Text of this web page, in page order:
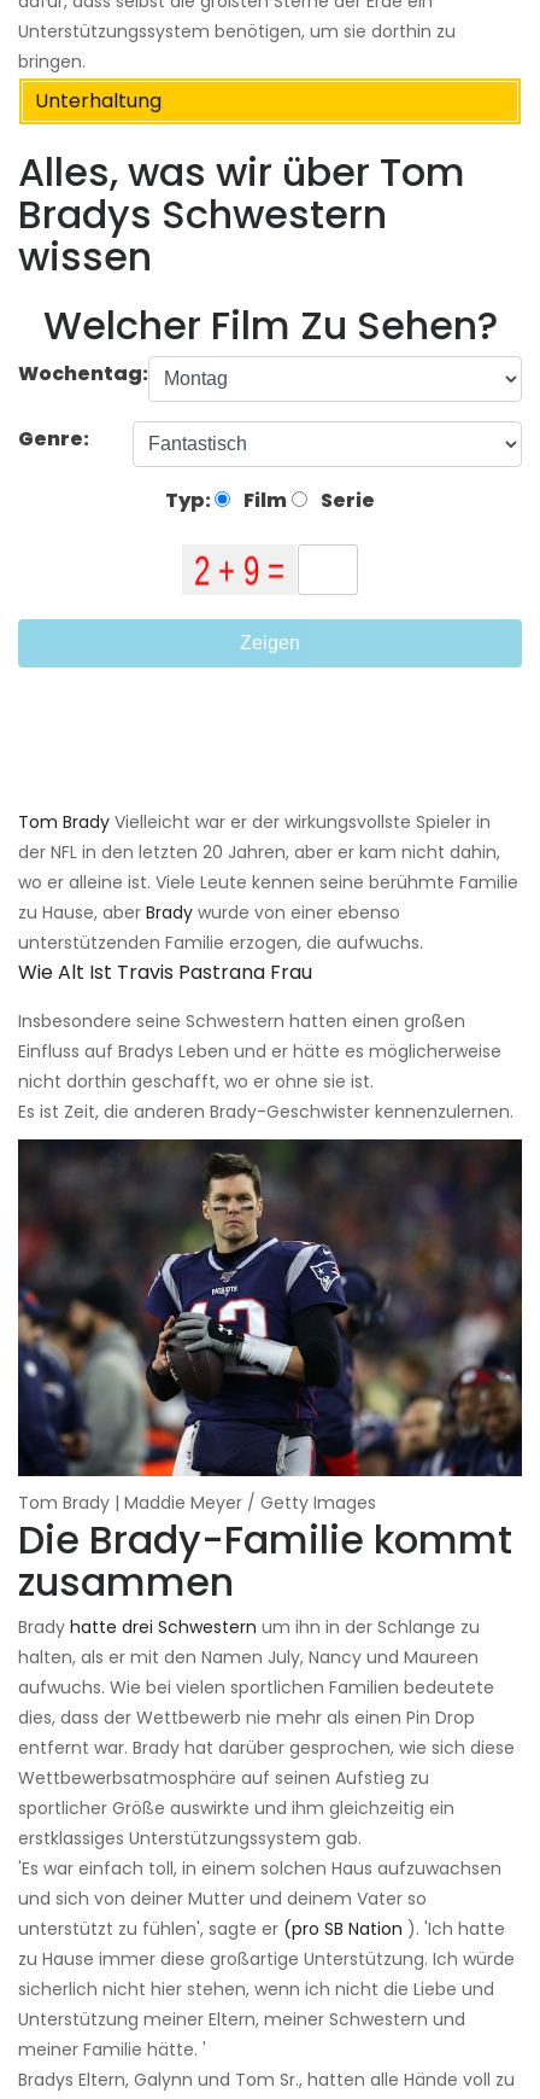
Unterstützungssystem benötigen, um sie dorthin zu
bringen.
Unterhaltung
Alles, was wir über Tom
Bradys Schwestern
wissen
Welcher Film Zu Sehen?
Wochentag:
Genre:
Typ: Film Serie
Zeigen
Tom Brady Vielleicht war er der wirkungsvollste Spieler in
der NFL in den letzten 20 Jahren, aber er kam nicht dahin,
wo er alleine ist. Viele Leute kennen seine berühmte Familie
zu Hause, aber Brady wurde von einer ebenso
unterstützenden Familie erzogen, die aufwuchs.
Wie Alt Ist Travis Pastrana Frau
Insbesondere seine Schwestern hatten einen großen
Einfluss auf Bradys Leben und er hätte es möglicherweise
nicht dorthin geschafft, wo er ohne sie ist.
Es ist Zeit, die anderen Brady-Geschwister kennenzulernen.
Tom Brady | Maddie Meyer / Getty Images
Die Brady-Familie kommt
zusammen
Brady hatte drei Schwestern um ihn in der Schlange zu
halten, als er mit den Namen July, Nancy und Maureen
aufwuchs. Wie bei vielen sportlichen Familien bedeutete
dies, dass der Wettbewerb nie mehr als einen Pin Drop
entfernt war. Brady hat darüber gesprochen, wie sich diese
Wettbewerbsatmosphäre auf seinen Aufstieg zu
sportlicher Größe auswirkte und ihm gleichzeitig ein
erstklassiges Unterstützungssystem gab.
'Es war einfach toll, in einem solchen Haus aufzuwachsen
und sich von deiner Mutter und deinem Vater so
unterstützt zu fühlen', sagte er (pro SB Nation ). 'Ich hatte
zu Hause immer diese großartige Unterstützung. Ich würde
sicherlich nicht hier stehen, wenn ich nicht die Liebe und
Unterstützung meiner Eltern, meiner Schwestern und
meiner Familie hätte. '
Bradys Eltern, Galynn und Tom Sr., hatten alle Hände voll zu